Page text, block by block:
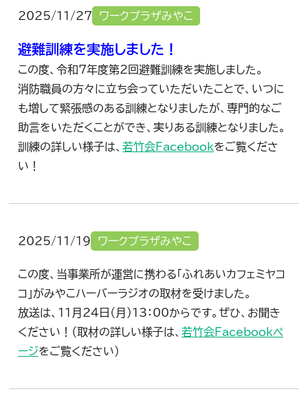
2025/11/27 ワークプラザみやこ
避難訓練を実施しました！
この度、令和7年度第2回避難訓練を実施しました。
消防職員の方々に立ち会っていただいたことで、いつに
も増して緊張感のある訓練となりましたが、専門的なご
助言をいただくことができ、実りある訓練となりました。
訓練の詳しい様子は、若竹会Facebookをご覧くださ
い！
2025/11/19 ワークプラザみやこ
この度、当事業所が運営に携わる「ふれあいカフェミヤコ
コ」がみやこハーバーラジオの取材を受けました。
放送は、11月24日（月）13：00からです。ぜひ、お聞き
ください！（取材の詳しい様子は、若竹会Facebookペ
ージをご覧ください）